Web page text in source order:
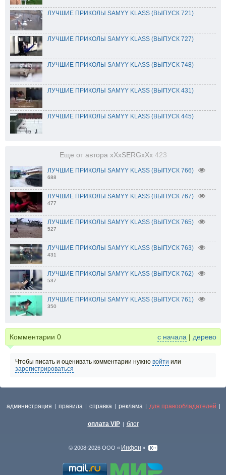
ЛУЧШИЕ ПРИКОЛЫ SAMYY KLASS (ВЫПУСК 721)
ЛУЧШИЕ ПРИКОЛЫ SAMYY KLASS (ВЫПУСК 727)
ЛУЧШИЕ ПРИКОЛЫ SAMYY KLASS (ВЫПУСК 748)
ЛУЧШИЕ ПРИКОЛЫ SAMYY KLASS (ВЫПУСК 431)
ЛУЧШИЕ ПРИКОЛЫ SAMYY KLASS (ВЫПУСК 445)
Еще от автора xXxSERGxXx 423
ЛУЧШИЕ ПРИКОЛЫ SAMYY KLASS (ВЫПУСК 766)
688
ЛУЧШИЕ ПРИКОЛЫ SAMYY KLASS (ВЫПУСК 767)
477
ЛУЧШИЕ ПРИКОЛЫ SAMYY KLASS (ВЫПУСК 765)
527
ЛУЧШИЕ ПРИКОЛЫ SAMYY KLASS (ВЫПУСК 763)
431
ЛУЧШИЕ ПРИКОЛЫ SAMYY KLASS (ВЫПУСК 762)
537
ЛУЧШИЕ ПРИКОЛЫ SAMYY KLASS (ВЫПУСК 761)
350
Комментарии 0 с начала | дерево
Чтобы писать и оценивать комментарии нужно войти или
зарегистрироваться
администрация | правила | справка | реклама | для правообладателей |
оплата VIP | блог
© 2008-2026 ООО « Инфон »